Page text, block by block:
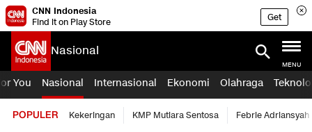
CNN Indonesia
Find it on Play Store
Get
Nasional
MENU
You Nasional Internasional Ekonomi Olahraga
POPULER Kekeringan KMP Mutiara Sentosa Febrie Adriansyah